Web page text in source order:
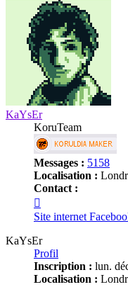
KaYsEr
KoruTeam
Messages : 5158
Localisation :
Contact :
KaYsEr
Site internet
KaYsEr
Profil
Inscription : lun.
Localisation :